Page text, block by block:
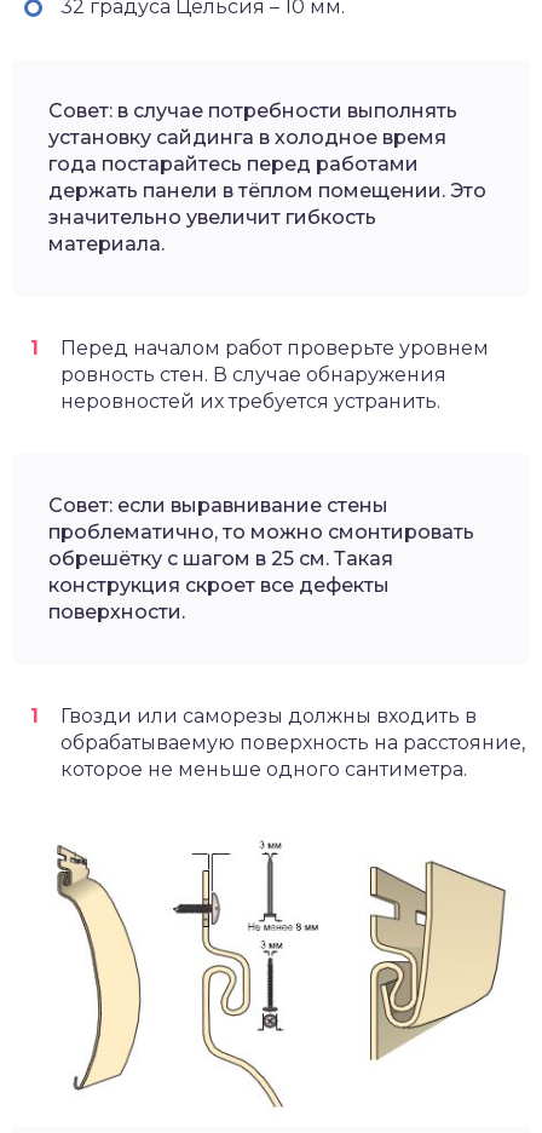
32 градуса Цельсия – 10 мм.
Совет: в случае потребности выполнять
установку сайдинга в холодное время
года постарайтесь перед работами
держать панели в тёплом помещении. Это
значительно увеличит гибкость
материала.
Перед началом работ проверьте уровнем
ровность стен. В случае обнаружения
неровностей их требуется устранить.
Совет: если выравнивание стены
проблематично, то можно смонтировать
обрешётку с шагом в 25 см. Такая
конструкция скроет все дефекты
поверхности.
Гвозди или саморезы должны входить в
обрабатываемую поверхность на расстояние,
которое не меньше одного сантиметра.